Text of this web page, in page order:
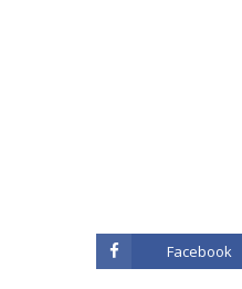
Facebook